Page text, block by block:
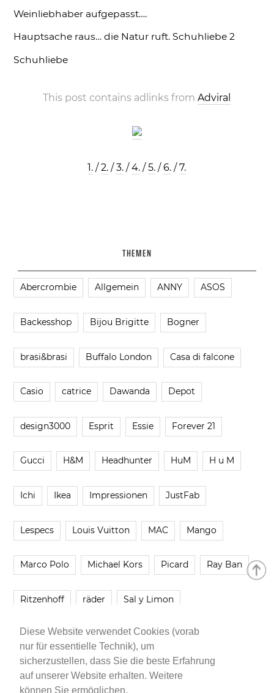
Diese Website verwendet Cookies (vorab
nur für essentielle Technik), um
sicherzustellen, dass Sie die beste Erfahrung
auf unserer Website erhalten. Weitere
können Sie ermöglichen.
Weinliebhaber aufgepasst….
Hauptsache raus… die Natur ruft. Schuhliebe 2
Schuhliebe
This post contains adlinks fromAdviral
1. /2. /3. /4. /5. /6. /7.
THEMEN
Abercrombie Allgemein ANNY ASOS
Backesshop Bijou Brigitte Bogner
brasi&brasi Buffalo London Casa di falcone
Casio catrice Dawanda Depot
design3000 Esprit Essie Forever 21
Gucci H&M Headhunter HuM H u M
Ichi Ikea Impressionen JustFab
Lespecs Louis Vuitton MAC Mango
Marco Polo Michael Kors Picard Ray Ban
Ritzenhoff räder Sal y Limon
Smartbuyglasses smash! Steve Madden
Younique Zara